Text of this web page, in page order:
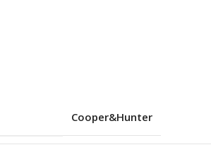
Cooper&Hunter